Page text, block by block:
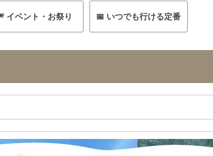
イベント・お祭り 📅 いつでも行ける定番